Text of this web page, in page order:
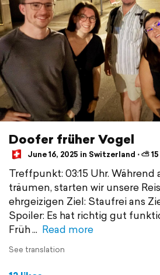
Doofer früher Vogel
June 16, 2025 in Switzerland ⋅ ⛅ 15
Treffpunkt: 03:15 Uhr. Während
träumen, starten wir unsere
ehrgeizigen Ziel: Staufrei ans
Spoiler: Es hat richtig gut
Früh
Read more
See translation